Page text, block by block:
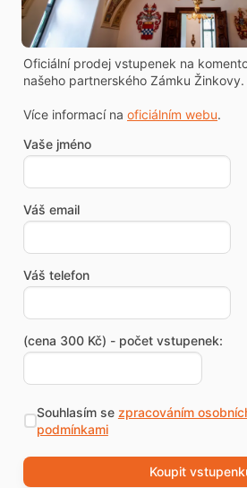
Oficiální prodej vstupenek na
našeho partnerského Zámku Žinkovy.
Více informací na oficiálním webu.
Vaše jméno
Váš email
Váš telefon
(cena 300 Kč) - počet vstupenek:
Souhlasím se zpracováním
podmínkami
Koupit